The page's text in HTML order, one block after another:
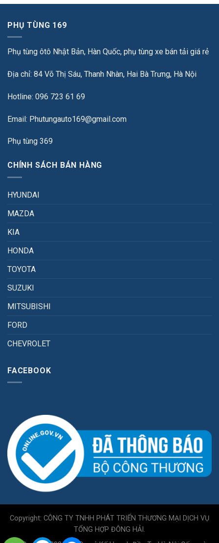
PHỤ TÙNG 169
Phụ tùng ôtô Nhật Bản, Hàn Quốc, phụ tùng xe bán tải giá rẻ
Địa chỉ: 84 Võ Thị Sáu, Thanh Nhàn, Hai Bà Trưng, Hà Nội
Hotline: 096 723 61 69
Email: Phutungauto169@gmail.com
Phụ tùng 369
CHÍNH SÁCH BÁN HÀNG
HYUNDAI
MAZDA
KIA
HONDA
TOYOTA
SUZUKI
MITSUBISHI
FORD
CHEVROLET
FACEBOOK
Copyright: CÔNG TY TNHH PHÁT TRIỂN THƯƠNG MẠI DỊCH VỤ
TỔNG HỢP ĐÔNG HẢI.